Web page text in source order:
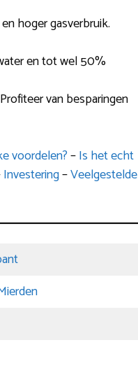
hoger gasverbruik.
en tot wel 50%
van besparingen
voordelen?–Is het echt
Investering–Veelgestelde